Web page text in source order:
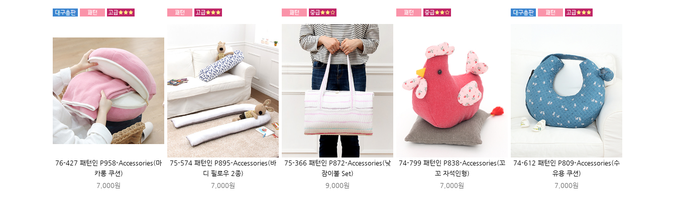
76-427 패턴인 P958-Accessories(마
카롱 쿠션)
7,000원
75-574 패턴인 P895-Accessories(바
디 필로우 2종)
7,000원
75-366 패턴인 P872-Accessories(낮
잠이불 Set)
9,000원
74-799 패턴인 P838-Accessories(꼬
꼬 자석인형)
7,000원
74-612 패턴인 P809-Accessories(수
유용 쿠션)
7,000원